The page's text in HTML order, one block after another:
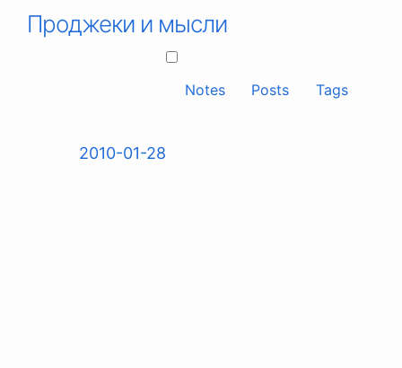
Проджеки и мысли
Notes Posts Tags
2010-01-28